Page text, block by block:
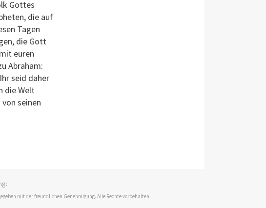
Gottes
die auf
Tagen
die Gott
euren
Abraham:
seid daher
die Welt
seinen
mit der freundlichen Genehmigung. Alle Rechte vorbehalten.